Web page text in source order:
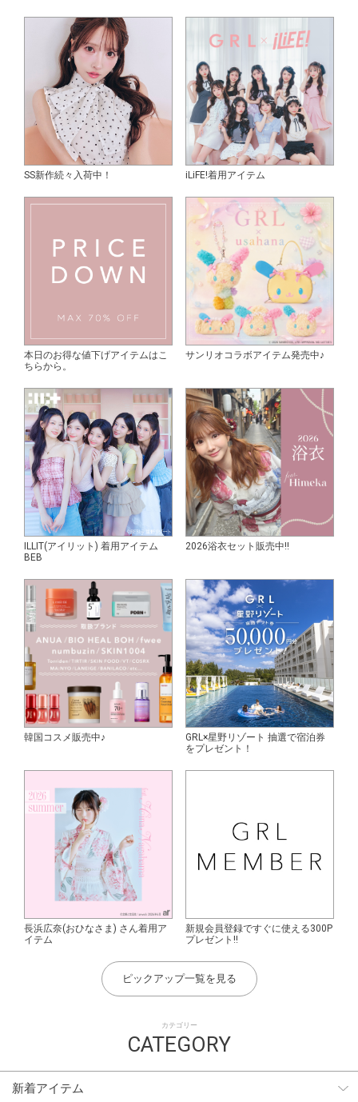
カテゴリー
CATEGORY
新着アイテム
SS新作続々入荷中！ iLiFE!着用アイテム
本日のお得な値下げアイテムはこ
ちらから。
サンリオコラボアイテム発売中♪
ILLIT(アイリット) 着用アイテム
BEB
2026浴衣セット販売中!!
韓国コスメ販売中♪
GRL×星野リゾート 抽選で宿泊券
をプレゼント！
長浜広奈(おひなさま) さん着用ア
イテム
新規会員登録ですぐに使える300P
プレゼント!!
ピックアップ一覧を見る